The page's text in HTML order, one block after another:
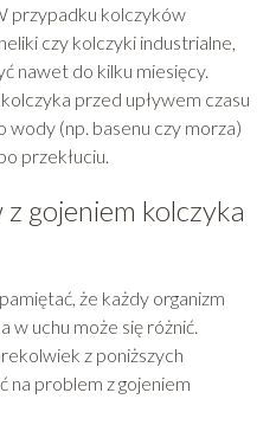
przypadku kolczyków
czy kolczyki industrialne,
nawet do kilku miesięcy.
przed upływem czasu
wody (np. basenu czy morza)
przekłuciu.
gojeniem kolczyka
że każdy organizm
w uchu może się różnić.
z poniższych
na problem z gojeniem